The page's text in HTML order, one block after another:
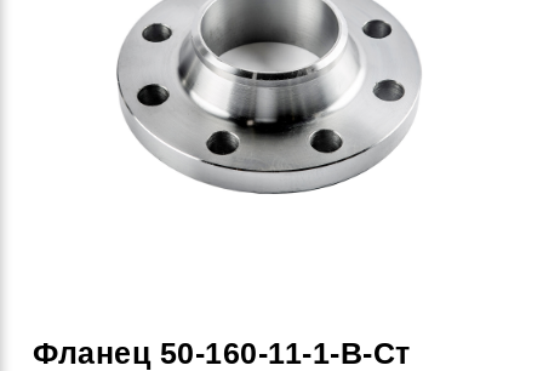
Фланец 50-160-11-1-B-Ст